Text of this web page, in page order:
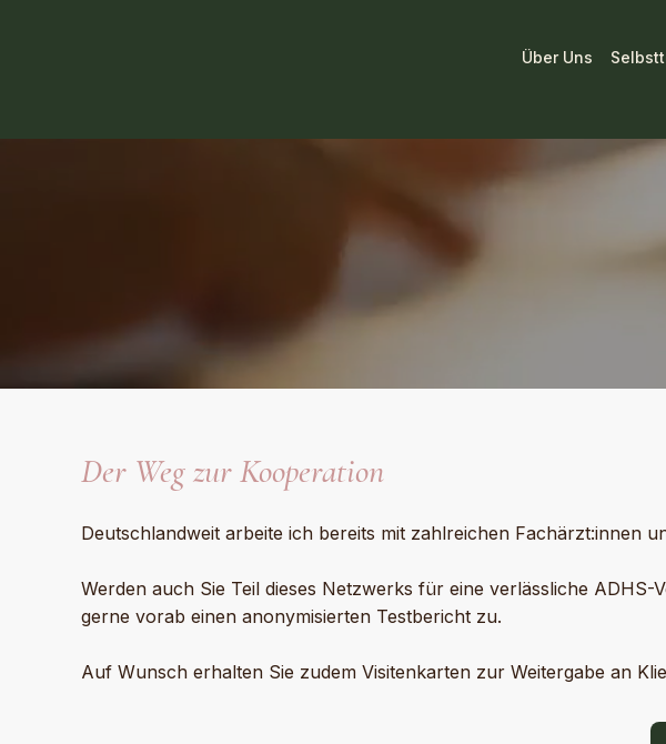
Über Uns
Der Weg zur Kooperation
Deutschlandweit arbeite ich bereits mit zahlreichen Fachärzt:innen
Werden auch Sie Teil dieses Netzwerks für eine verlässliche
gerne vorab einen anonymisierten Testbericht zu.
Auf Wunsch erhalten Sie zudem Visitenkarten zur Weitergabe an